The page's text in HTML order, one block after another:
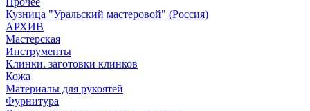
Кузница "Уральский мастеровой" (Россия)
АРХИВ
Мастерская
Инструменты
Клинки. заготовки клинков
Кожа
Материалы для рукоятей
Фурнитура